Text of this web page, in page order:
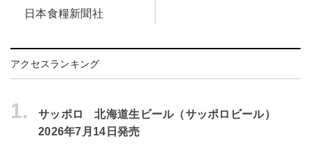
日本食糧新聞社
アクセスランキング
1.
サッポロ 北海道生ビール（サッポロビール）
2026年7月14日発売